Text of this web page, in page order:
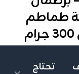
طماطم
تحتاج